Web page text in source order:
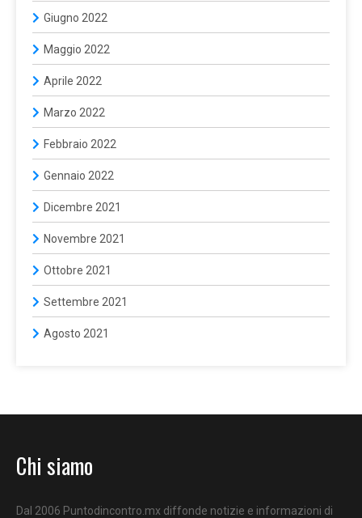
Giugno 2022
Maggio 2022
Aprile 2022
Marzo 2022
Febbraio 2022
Gennaio 2022
Dicembre 2021
Novembre 2021
Ottobre 2021
Settembre 2021
Agosto 2021
Chi siamo
Dal 2006 Puntodincontro.mx diffonde notizie e informazioni di